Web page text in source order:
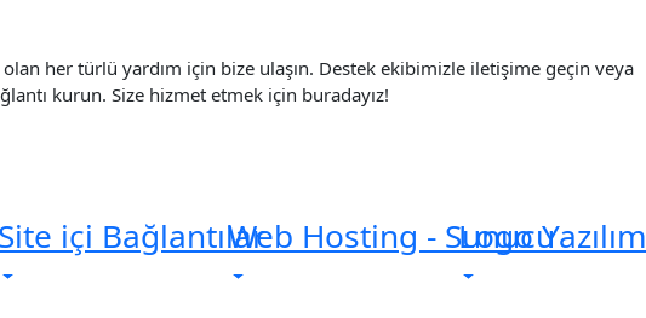
olan her türlü yardım için bize ulaşın. Destek ekibimizle iletişime geçin veya
kurun. Size hizmet etmek için buradayız!
Site içi BağlantılarWeb Hosting - Sunucu
Logo Yazılım